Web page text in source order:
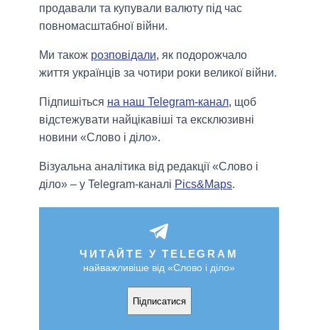
продавали та купували валюту під час
повномасштабної війни.
Ми також розповідали, як подорожчало
життя українців за чотири роки великої війни.
Підпишіться на наш Telegram-канал, щоб
відстежувати найцікавіші та ексклюзивні
новини «Слово і діло».
Візуальна аналітика від редакції «Слово і
діло» – у Telegram-каналі Pics&Maps.
ЧИТАЙТЕ У TELEGRAM
найважливіше від «Слово і діло»
Підписатися